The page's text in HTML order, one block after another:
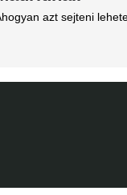
nagy
de a
selejtezők
és r